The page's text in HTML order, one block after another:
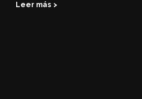
Leer más >